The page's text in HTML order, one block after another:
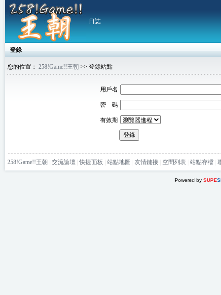
日誌
登錄
您的位置： 258!Game!!王朝 >> 登錄站點
用戶名
密 碼
有效期
登錄
258!Game!!王朝 交流論壇 |快捷面板 站點地圖 友情鏈接 空間列表 站點存檔
Powered by SUPE